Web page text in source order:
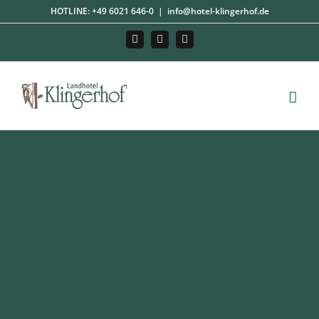
Inhalt
HOTLINE:+49 6021 646-0 | info@hotel-klingerhof.de
FacebookYouTubeInstagram